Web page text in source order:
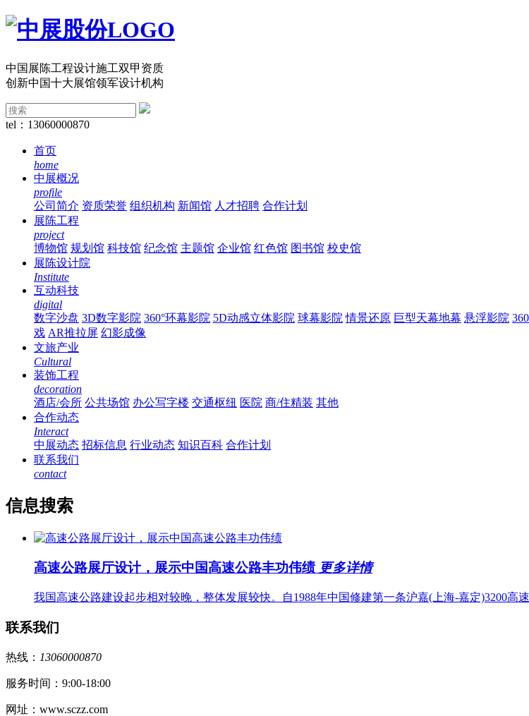
中国展陈工程设计施工双甲资质
创新中国十大展馆领军设计机构
tel：13060000870
首页
home
中展概况
profile
公司简介 资质荣誉 组织机构 新闻馆 人才招聘 合作计划
展陈工程
project
博物馆 规划馆 科技馆 纪念馆 主题馆 企业馆 红色馆 图书馆 校史馆
展陈设计院
Institute
互动科技
digital
数字沙盘 3D数字影院 360°环幕影院 5D动感立体影院 球幕影院 情景还原 巨型天幕地幕 悬浮影院
戏 AR推拉屏 幻影成像
文旅产业
Cultural
装饰工程
decoration
酒店/会所 公共场馆 办公写字楼 交通枢纽 医院 商/住精装 其他
合作动态
Interact
中展动态 招标信息 行业动态 知识百科 合作计划
联系我们
contact
信息搜索
高速公路展厅设计，展示中国高速公路丰功伟绩 更多详情
我国高速公路建设起步相对较晚，整体发展较快。自1988年中国修建第一条沪嘉(上海-嘉定)3200高
联系我们
热线： 13060000870
服务时间：9:00-18:00
网址：www.sczz.com